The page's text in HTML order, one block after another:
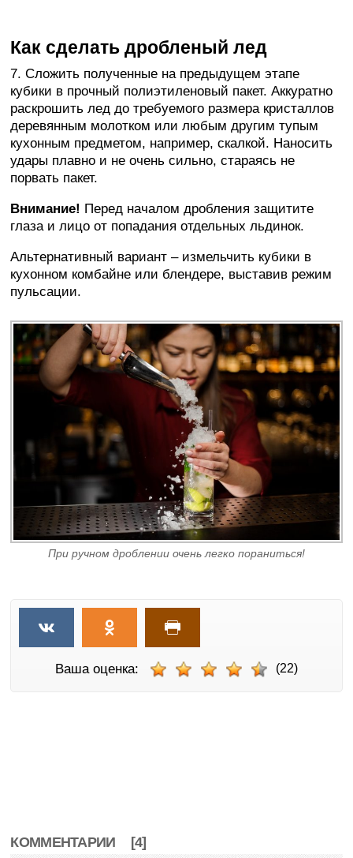
Как сделать дробленый лед
7. Сложить полученные на предыдущем этапе
кубики в прочный полиэтиленовый пакет. Аккуратно
раскрошить лед до требуемого размера кристаллов
деревянным молотком или любым другим тупым
кухонным предметом, например, скалкой. Наносить
удары плавно и не очень сильно, стараясь не
порвать пакет.
Внимание! Перед началом дробления защитите
глаза и лицо от попадания отдельных льдинок.
Альтернативный вариант – измельчить кубики в
кухонном комбайне или блендере, выставив режим
пульсации.
При ручном дроблении очень легко пораниться!
Ваша оценка: (22)
КОММЕНТАРИИ [4]